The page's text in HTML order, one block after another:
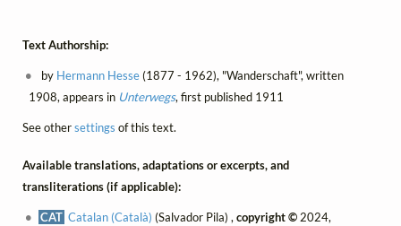
Text Authorship:
by Hermann Hesse(1877 - 1962), "Wanderschaft", written
1908, appears in Unterwegs, first published 1911
See othersettings of this text.
Available translations, adaptations or excerpts, and
transliterations (if applicable):
CAT Catalan (Català) (Salvador Pila) ,copyright © 2024,